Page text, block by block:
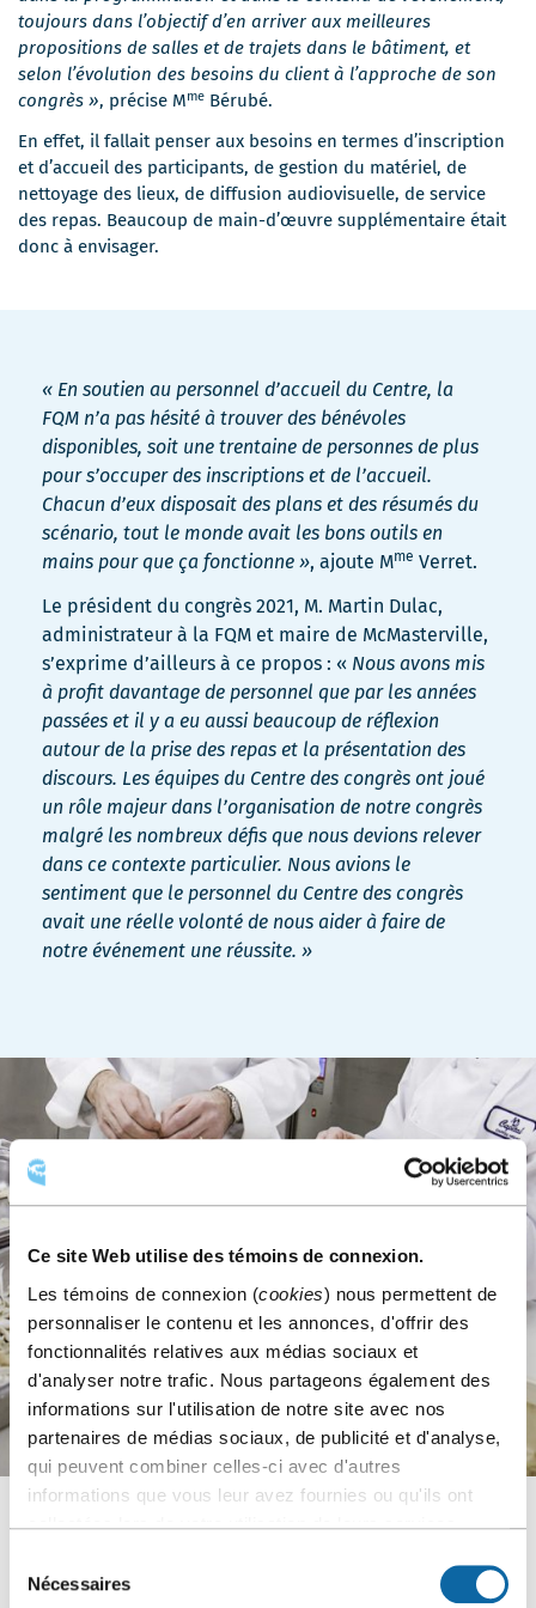
Ce site Web utilise des témoins de connexion.
Les témoins de connexion (cookies) nous permettent de
personnaliser le contenu et les annonces, d'offrir des
fonctionnalités relatives aux médias sociaux et
d'analyser notre trafic. Nous partageons également des
informations sur l'utilisation de notre site avec nos
partenaires de médias sociaux, de publicité et d'analyse,
qui peuvent combiner celles-ci avec d'autres
informations que vous leur avez fournies ou qu'ils ont
collectées lors de votre utilisation de leurs services.
Nécessaires
toujours dans l’objectif d’en arriver aux meilleures
propositions de salles et de trajets dans le bâtiment, et
selon l’évolution des besoins du client à l’approche de son
congrès », précise Mme Bérubé.
En effet, il fallait penser aux besoins en termes d’inscription
et d’accueil des participants, de gestion du matériel, de
nettoyage des lieux, de diffusion audiovisuelle, de service
des repas. Beaucoup de main-d’œuvre supplémentaire était
donc à envisager.
« En soutien au personnel d’accueil du Centre, la
FQM n’a pas hésité à trouver des bénévoles
disponibles, soit une trentaine de personnes de plus
pour s’occuper des inscriptions et de l’accueil.
Chacun d’eux disposait des plans et des résumés du
scénario, tout le monde avait les bons outils en
mains pour que ça fonctionne », ajoute Mme Verret.
Le président du congrès 2021, M. Martin Dulac,
administrateur à la FQM et maire de McMasterville,
s’exprime d’ailleurs à ce propos : « Nous avons mis
à profit davantage de personnel que par les années
passées et il y a eu aussi beaucoup de réflexion
autour de la prise des repas et la présentation des
discours. Les équipes du Centre des congrès ont joué
un rôle majeur dans l’organisation de notre congrès
malgré les nombreux défis que nous devions relever
dans ce contexte particulier. Nous avions le
sentiment que le personnel du Centre des congrès
avait une réelle volonté de nous aider à faire de
notre événement une réussite. »
portion audiovisuelle de l’événement, l’équipe technique de
notre partenaire
comptait plus de 40